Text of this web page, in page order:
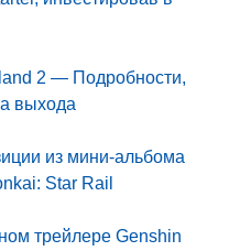
2 — Подробности,
выхода
из мини-альбома
Star Rail
трейлере Genshin